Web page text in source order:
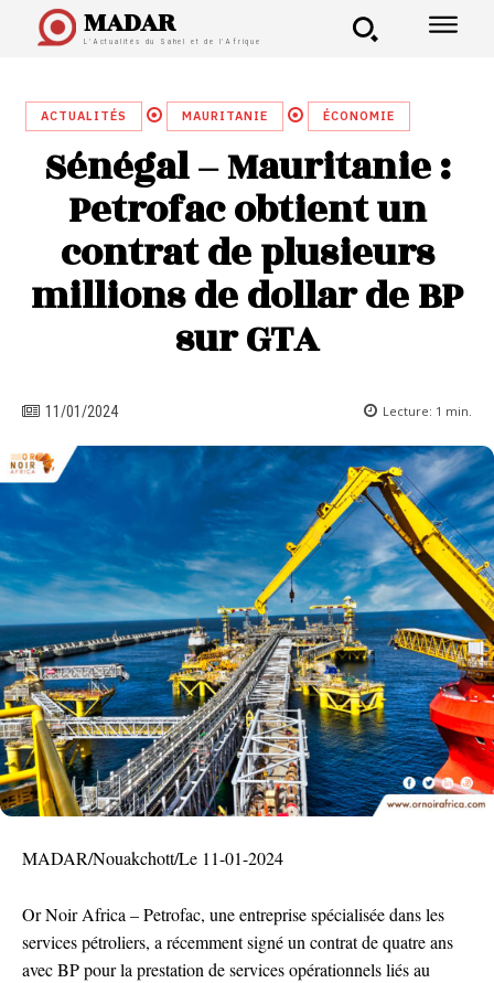
MADAR
L'Actualités du Sahel et de l'Afrique
ACTUALITÉS MAURITANIE ÉCONOMIE
Sénégal – Mauritanie :
Petrofac obtient un
contrat de plusieurs
millions de dollar de BP
sur GTA
11/01/2024 Lecture: 1 min.
MADAR/Nouakchott/Le 11-01-2024
Or Noir Africa – Petrofac, une entreprise spécialisée dans les
services pétroliers, a récemment signé un contrat de quatre ans
avec BP pour la prestation de services opérationnels liés au